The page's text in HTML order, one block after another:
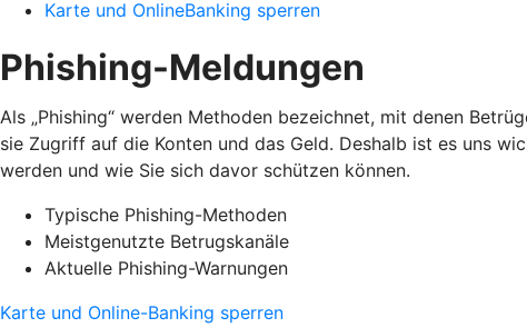
Karte und OnlineBanking sperren
Phishing-Meldungen
Als „Phishing“ werden Methoden bezeichnet, mit denen
sie Zugriff auf die Konten und das Geld. Deshalb ist es uns
werden und wie Sie sich davor schützen können.
Typische Phishing-Methoden
Meistgenutzte Betrugskanäle
Aktuelle Phishing-Warnungen
Karte und Online-Banking sperren